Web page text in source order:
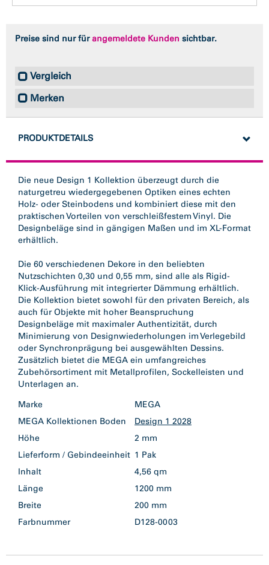
Preise sind nur fürangemeldete Kunden sichtbar.
Vergleich
Merken
PRODUKTDETAILS
Die neue Design 1 Kollektion überzeugt durch die
naturgetreu wiedergegebenen Optiken eines echten
Holz- oder Steinbodens und kombiniert diese mit den
praktischen Vorteilen von verschleißfestem Vinyl. Die
Designbeläge sind in gängigen Maßen und im XL-Format
erhältlich.
Die 60 verschiedenen Dekore in den beliebten
Nutzschichten 0,30 und 0,55 mm, sind alle als Rigid-
Klick-Ausführung mit integrierter Dämmung erhältlich.
Die Kollektion bietet sowohl für den privaten Bereich, als
auch für Objekte mit hoher Beanspruchung
Designbeläge mit maximaler Authentizität, durch
Minimierung von Designwiederholungen im Verlegebild
oder Synchronprägung bei ausgewählten Dessins.
Zusätzlich bietet die MEGA ein umfangreiches
Zubehörsortiment mit Metallprofilen, Sockelleisten und
Marke
MEGA
MEGA Kollektionen Boden
Design 1 2028
Höhe
2 mm
Lieferform / Gebindeeinheit 1 Pak
Inhalt
4,56 qm
Länge
1200 mm
Breite
200 mm
Farbnummer
D128-0003